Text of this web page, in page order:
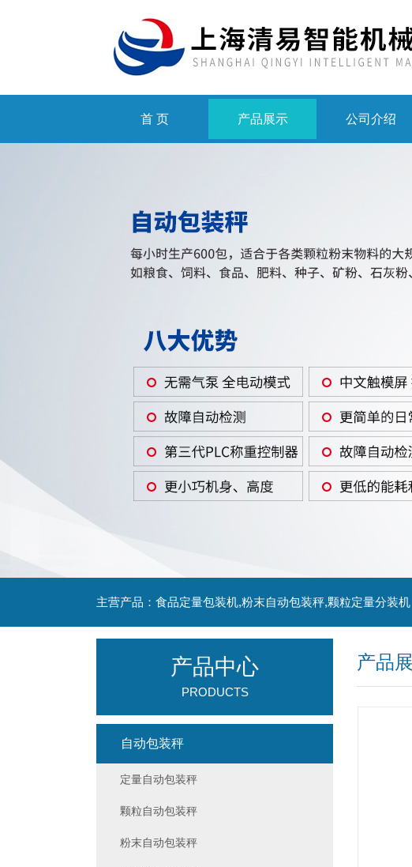
首 页 产品展示 公司介绍
主营产品：食品定量包装机,粉末自动包装秤,颗粒定量分装机
产品
产品中心
PRODUCTS
自动包装秤
定量自动包装秤
颗粒自动包装秤
粉末自动包装秤